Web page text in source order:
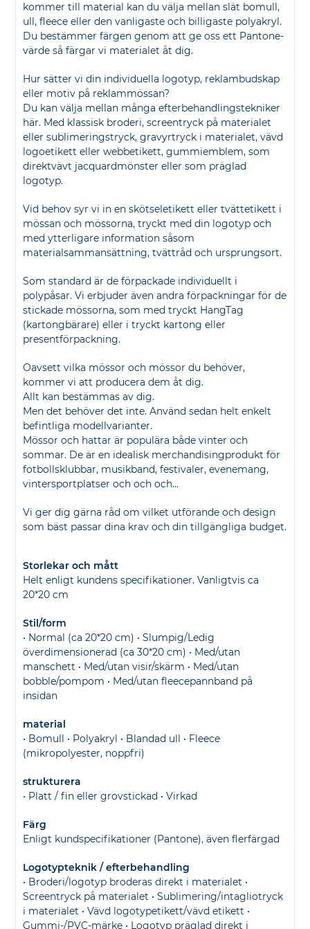
kommer till material kan du välja mellan slät bomull,
ull, fleece eller den vanligaste och billigaste polyakryl.
Du bestämmer färgen genom att ge oss ett Pantone-
värde så färgar vi materialet åt dig.
Hur sätter vi din individuella logotyp, reklambudskap
eller motiv på reklammössan?
Du kan välja mellan många efterbehandlingstekniker
här. Med klassisk broderi, screentryck på materialet
eller sublimeringstryck, gravyrtryck i materialet, vävd
logoetikett eller webbetikett, gummiemblem, som
direktvävt jacquardmönster eller som präglad
logotyp.
Vid behov syr vi in en skötseletikett eller tvättetikett i
mössan och mössorna, tryckt med din logotyp och
med ytterligare information såsom
materialsammansättning, tvättråd och ursprungsort.
Som standard är de förpackade individuellt i
polypåsar. Vi erbjuder även andra förpackningar för de
stickade mössorna, som med tryckt HangTag
(kartongbärare) eller i tryckt kartong eller
presentförpackning.
Oavsett vilka mössor och mössor du behöver,
kommer vi att producera dem åt dig.
Allt kan bestämmas av dig.
Men det behöver det inte. Använd sedan helt enkelt
befintliga modellvarianter.
Mössor och hattar är populära både vinter och
sommar. De är en idealisk merchandisingprodukt för
fotbollsklubbar, musikband, festivaler, evenemang,
vintersportplatser och och och...
Vi ger dig gärna råd om vilket utförande och design
som bäst passar dina krav och din tillgängliga budget.
Storlekar och mått
Helt enligt kundens specifikationer. Vanligtvis ca
20*20 cm
Stil/form
• Normal (ca 20*20 cm) • Slumpig/Ledig
överdimensionerad (ca 30*20 cm) • Med/utan
manschett • Med/utan visir/skärm • Med/utan
bobble/pompom • Med/utan fleecepannband på
insidan
material
• Bomull • Polyakryl • Blandad ull • Fleece
(mikropolyester, noppfri)
strukturera
• Platt / fin eller grovstickad • Virkad
Färg
Enligt kundspecifikationer (Pantone), även flerfärgad
Logotypteknik / efterbehandling
• Broderi/logotyp broderas direkt i materialet •
Screentryck på materialet • Sublimering/intagliotryck
i materialet • Vävd logotypetikett/vävd etikett •
Gummi-/PVC-märke • Logotyp präglad direkt i